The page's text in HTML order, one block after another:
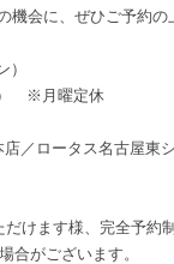
会に、ぜひご予約の
） ※月曜定休
／ロータス名古屋東
けます様、完全予約
合がございます。